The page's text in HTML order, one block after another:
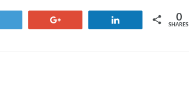
SHARES
0